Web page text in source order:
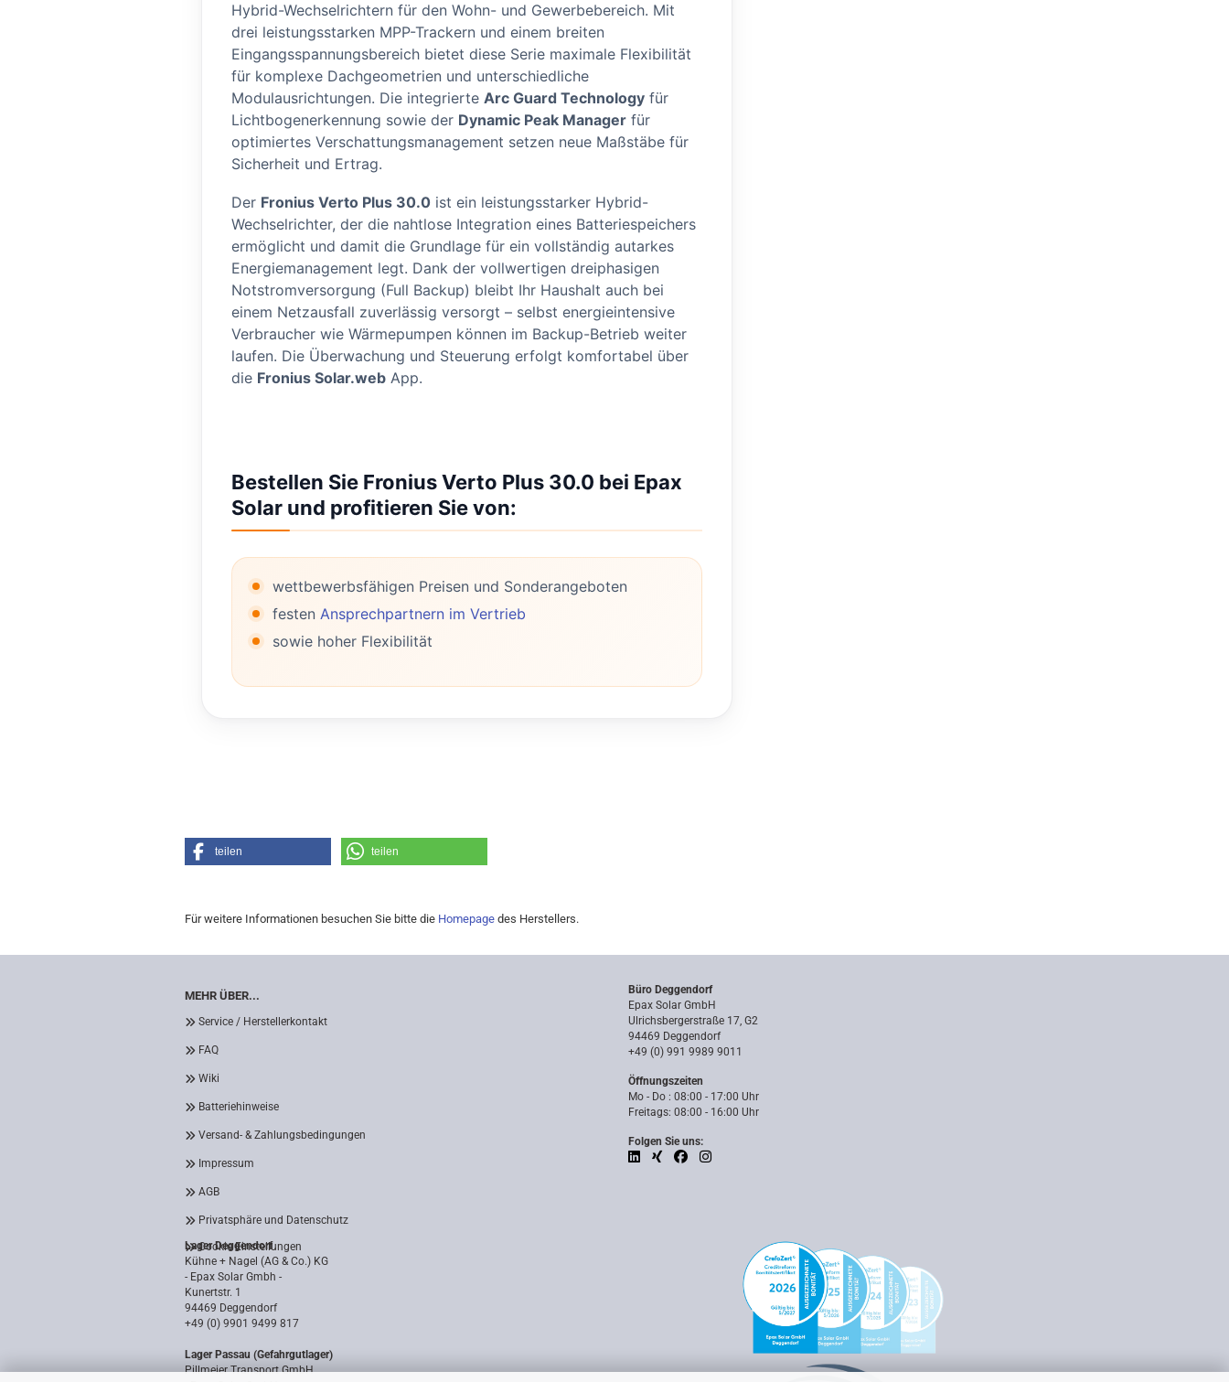
Hybrid-Wechselrichtern für den Wohn- und Gewerbebereich. Mit
drei leistungsstarken MPP-Trackern und einem breiten
Eingangsspannungsbereich bietet diese Serie maximale Flexibilität
für komplexe Dachgeometrien und unterschiedliche
Modulausrichtungen. Die integrierte Arc Guard Technology für
Lichtbogenerkennung sowie der Dynamic Peak Manager für
optimiertes Verschattungsmanagement setzen neue Maßstäbe für
Sicherheit und Ertrag.
Der Fronius Verto Plus 30.0 ist ein leistungsstarker Hybrid-
Wechselrichter, der die nahtlose Integration eines Batteriespeichers
ermöglicht und damit die Grundlage für ein vollständig autarkes
Energiemanagement legt. Dank der vollwertigen dreiphasigen
Notstromversorgung (Full Backup) bleibt Ihr Haushalt auch bei
einem Netzausfall zuverlässig versorgt – selbst energieintensive
Verbraucher wie Wärmepumpen können im Backup-Betrieb weiter
laufen. Die Überwachung und Steuerung erfolgt komfortabel über
die Fronius Solar.web App.
Bestellen Sie Fronius Verto Plus 30.0 bei Epax
Solar und profitieren Sie von:
wettbewerbsfähigen Preisen und Sonderangeboten
festen Ansprechpartnern im Vertrieb
sowie hoher Flexibilität
teilen teilen
Für weitere Informationen besuchen Sie bitte die Homepage des Herstellers.
MEHR ÜBER...
Service / Herstellerkontakt
FAQ
Wiki
Batteriehinweise
Versand- & Zahlungsbedingungen
Impressum
AGB
Privatsphäre und Datenschutz
Cookie Einstellungen
Büro Deggendorf
Epax Solar GmbH
Ulrichsbergerstraße 17, G2
94469 Deggendorf
+49 (0) 991 9989 9011
Öffnungszeiten
Mo - Do : 08:00 - 17:00 Uhr
Freitags: 08:00 - 16:00 Uhr
Folgen Sie uns:
Lager Deggendorf
Kühne + Nagel (AG & Co.) KG
- Epax Solar Gmbh -
Kunertstr. 1
94469 Deggendorf
+49 (0) 9901 9499 817
Lager Passau (Gefahrgutlager)
Pillmeier Transport GmbH